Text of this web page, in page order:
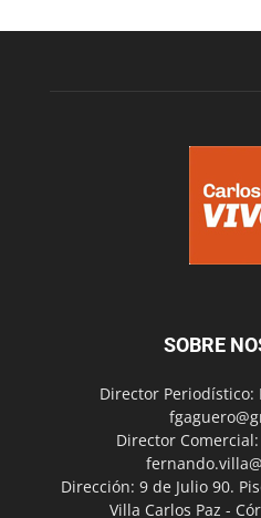
SOBRE
Director Periodístico:
Director
Dirección: 9 de Julio 90.
Villa Carlos Paz -